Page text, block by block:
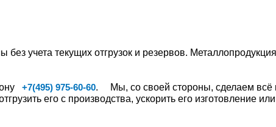
учета текущих отгрузок и резервов.
+7(495) 975-60-60. Мы, со своей стороны, сделаем всё
его с производства, ускорить его изготовление